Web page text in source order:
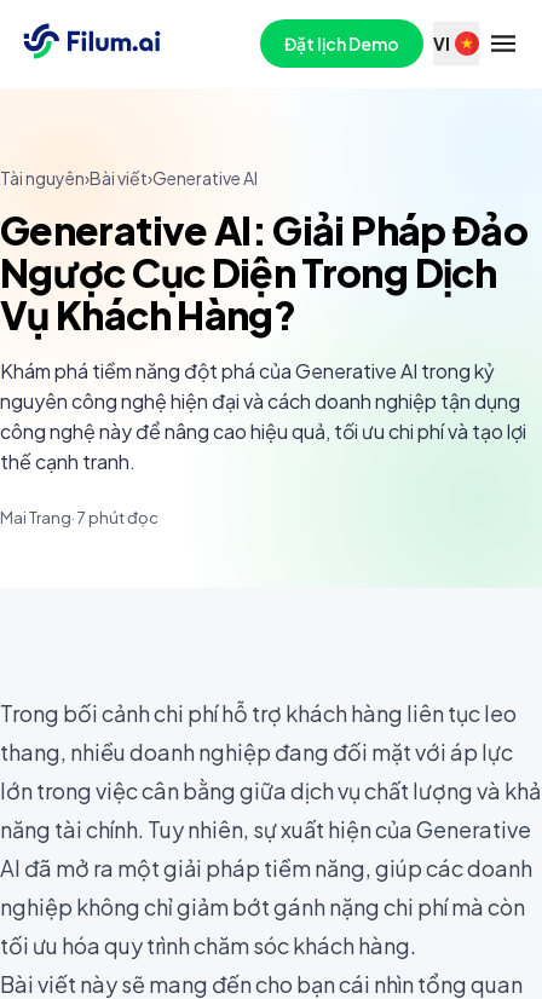
Đặt lịch Demo VI
Tài nguyên›Bài viết›Generative AI
Generative AI: Giải Pháp Đảo
Ngược Cục Diện Trong Dịch
Vụ Khách Hàng?
Khám phá tiềm năng đột phá của Generative AI trong kỷ
nguyên công nghệ hiện đại và cách doanh nghiệp tận dụng
công nghệ này để nâng cao hiệu quả, tối ưu chi phí và tạo lợi
thế cạnh tranh.
Mai Trang·7 phút đọc
Trong bối cảnh chi phí hỗ trợ khách hàng liên tục leo
thang, nhiều doanh nghiệp đang đối mặt với áp lực
lớn trong việc cân bằng giữa dịch vụ chất lượng và khả
năng tài chính. Tuy nhiên, sự xuất hiện của Generative
AI đã mở ra một giải pháp tiềm năng, giúp các doanh
nghiệp không chỉ giảm bớt gánh nặng chi phí mà còn
tối ưu hóa quy trình chăm sóc khách hàng.
Bài viết này sẽ mang đến cho bạn cái nhìn tổng quan